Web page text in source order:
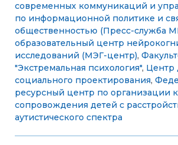
современных коммуникаций и
по информационной политике и
общественностью (Пресс-служба
образовательный центр
исследований (МЭГ-центр),
"Экстремальная психология", Центр
социального проектирования,
ресурсный центр по организации
сопровождения детей с
аутистического спектра